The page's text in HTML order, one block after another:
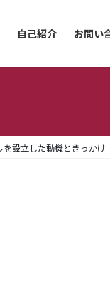
自己紹介 お問い
設立した動機ときっかけ